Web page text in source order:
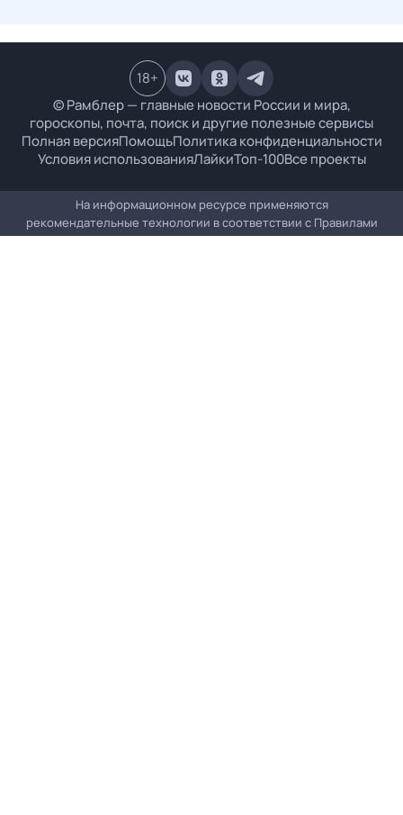
© Рамблер — главные новости России и мира,
гороскопы, почта, поиск и другие полезные сервисы
Полная версияПомощьПолитика конфиденциальности
Условия использованияЛайкиТоп-100Все проекты
18+
На информационном ресурсе применяются
рекомендательные технологии в соответствии с Правилами